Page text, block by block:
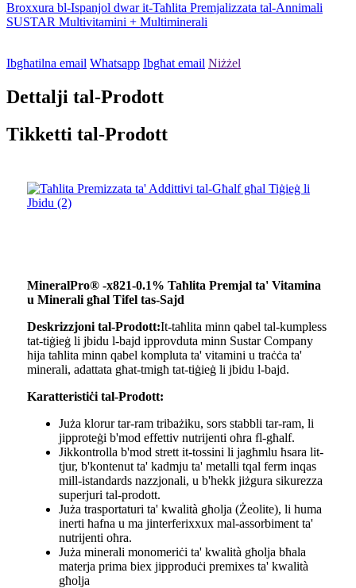
Broxxura bl-Ispanjol dwar it-Taħlita Premjalizzata tal-Annimali
SUSTAR Multivitamini + Multiminerali
Ibgħatilna email Whatsapp Ibgħat email Niżżel
Dettalji tal-Prodott
Tikketti tal-Prodott
MineralPro® -x821-0.1% Taħlita Premjal ta' Vitamina
u Minerali għal Tifel tas-Sajd
Deskrizzjoni tal-Prodott:It-taħlita minn qabel tal-kumpless
tat-tiġieġ li jbidu l-bajd ipprovduta minn Sustar Company
hija taħlita minn qabel kompluta ta' vitamini u traċċa ta'
minerali, adattata għat-tmigħ tat-tiġieġ li jbidu l-bajd.
Karatteristiċi tal-Prodott:
Juża klorur tar-ram tribażiku, sors stabbli tar-ram, li
jipproteġi b'mod effettiv nutrijenti oħra fl-għalf.
Jikkontrolla b'mod strett it-tossini li jagħmlu ħsara lit-
tjur, b'kontenut ta' kadmju ta' metalli tqal ferm inqas
mill-istandards nazzjonali, u b'hekk jiżgura sikurezza
superjuri tal-prodott.
Juża trasportaturi ta' kwalità għolja (Żeolite), li huma
inerti ħafna u ma jinterferixxux mal-assorbiment ta'
nutrijenti oħra.
Juża minerali monomeriċi ta' kwalità għolja bħala
materja prima biex jipproduċi premixes ta' kwalità
għolja